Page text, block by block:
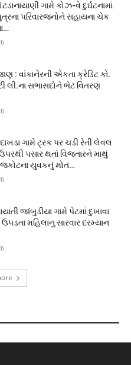
ગામે કોઝ-વે દુર્ઘટનામાં
પરિવારજનોને સહાયના ચેક
: વાંકાનેરની એકતા ક્રેડિટ કો.
લી.ના સભાસદોને ભેટ વિતરણ
ગામે ટ્રક પર ચડી રેતી લેવલ
પસાર થતાં વિજતારને માથું
યુવકનું મોત…
જાંબુડીયા ગામે પેટમાં દુખાવા
મહિલાનુ સારવાર દરમ્યાન